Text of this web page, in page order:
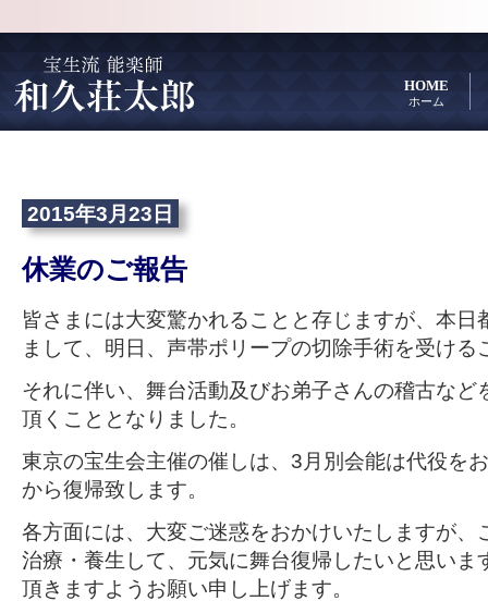
HOME
ホーム
2015年3月23日
休業のご報告
皆さまには大変驚かれることと存じますが、本日
まして、明日、声帯ポリープの切除手術を受ける
それに伴い、舞台活動及びお弟子さんの稽古など
頂くこととなりました。
東京の宝生会主催の催しは、3月別会能は代役を
から復帰致します。
各方面には、大変ご迷惑をおかけいたしますが、
治療・養生して、元気に舞台復帰したいと思いま
頂きますようお願い申し上げます。